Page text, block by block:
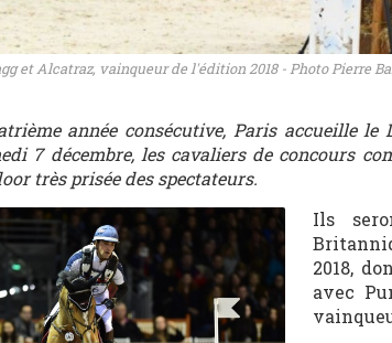
et Alcatraz, vainqueur de l'édition 2018 - Photo Pierre
année consécutive, Paris accueille
7 décembre, les cavaliers de concours
très prisée des spectateurs.
Ils
2018,
avec